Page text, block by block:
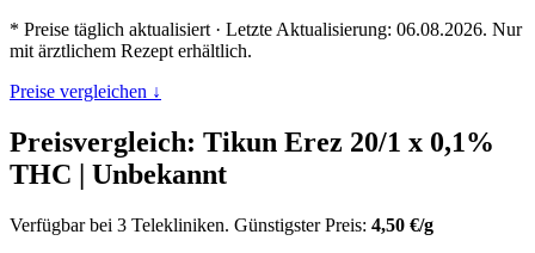
* Preise täglich aktualisiert · Letzte Aktualisierung: 06.08.2026. Nur
mit ärztlichem Rezept erhältlich.
Preise vergleichen ↓
Preisvergleich: Tikun Erez 20/1 x 0,1%
THC | Unbekannt
Verfügbar bei 3 Telekliniken. Günstigster Preis: 4,50 €/g